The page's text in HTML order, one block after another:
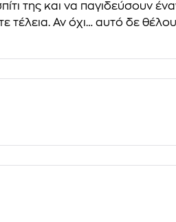
της και να παγιδεύσουν
τέλεια. Αν όχι… αυτό δε